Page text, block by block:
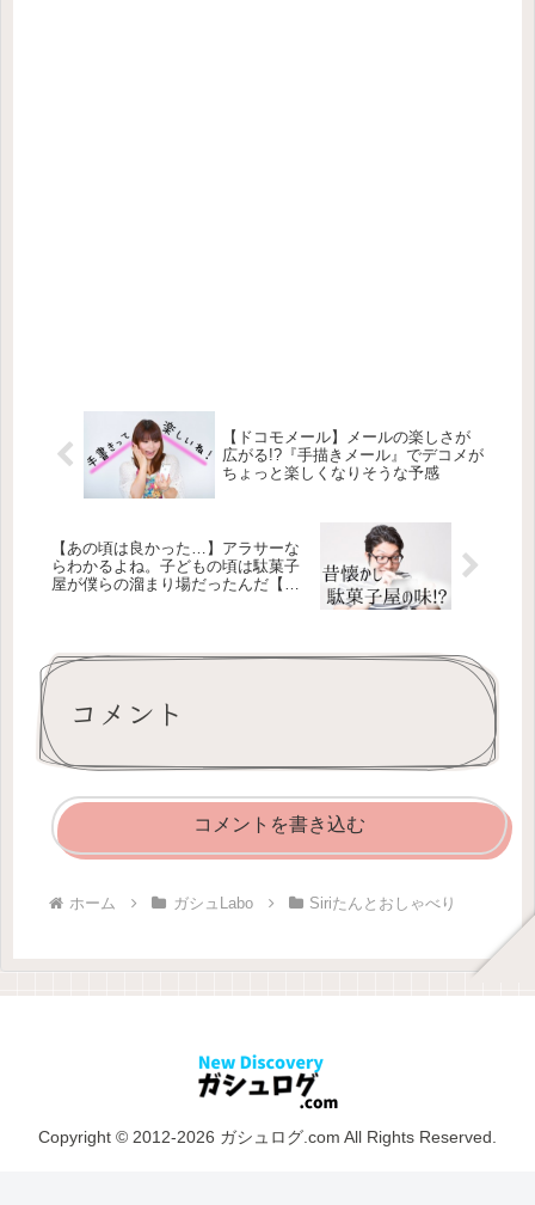
【ドコモメール】メールの楽しさが
広がる!?『手描きメール』でデコメが
ちょっと楽しくなりそうな予感
【あの頃は良かった…】アラサーな
らわかるよね。子どもの頃は駄菓子
屋が僕らの溜まり場だったんだ【新
コメント
コメントを書き込む
ホーム ガシュLabo Siriたんとおしゃべり
Copyright © 2012-2026 ガシュログ.com All Rights Reserved.